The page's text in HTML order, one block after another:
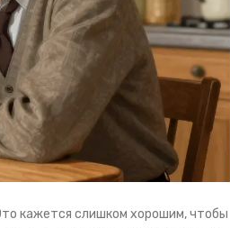
кажется слишком хорошим, чтобы